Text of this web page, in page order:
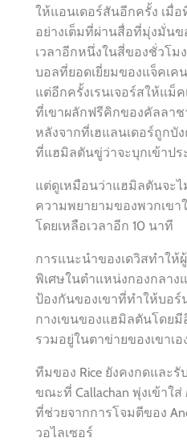
ให้แอนเดอร์สันอีกครั้ง เมื่อ
อย่างเต็มที่ผ่านสื่อที่มุ่งมั่น
เวลาอีกหนึ่งในสี่ของชั่วโม
บอลที่ยอดเยี่ยมของแจ็คเค
แต่อีกครั้งเรนเจอร์สให้แ
ที่เขาผลักฟรีคิกของคัลลาช
หลังจากที่เฮแลนเดอร์ถูกบั
ที่แฮมิลตันขู่ว่าจะบุกเข้าปร
แต่ดูเหมือนว่าแฮมิลตันจะไ
ความพยายามของพวกเข
โดยเหลือเวลาอีก 10 นาที
การแนะนำของเดวิสทำให้
พิเศษในตำแหน่งกองกลาง
ป้องกันของเขาที่ทำให้บอ
กางเขนของแฮมิลตันโดย
รวมอยู่ในตาข่ายของเขาเอ
ทีมของ Rice ยังคงกดและรั
ขณะที่ Callachan พุ่งเข้าใ
ที่ช่วยจากการโจมตีของ
วอไลเซอร์